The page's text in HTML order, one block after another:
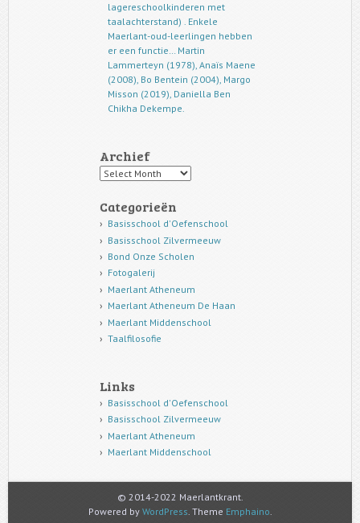
lagereschoolkinderen met
taalachterstand) . Enkele
Maerlant-oud-leerlingen hebben
er een functie… Martin
Lammerteyn (1978), Anaïs Maene
(2008), Bo Bentein (2004), Margo
Misson (2019), Daniella Ben
Chikha Dekempe.
Archief
Archief
Categorieën
Basisschool d'Oefenschool
Basisschool Zilvermeeuw
Bond Onze Scholen
Fotogalerij
Maerlant Atheneum
Maerlant Atheneum De Haan
Maerlant Middenschool
Taalfilosofie
Links
Basisschool d'Oefenschool
Basisschool Zilvermeeuw
Maerlant Atheneum
Maerlant Middenschool
© 2014-2022 Maerlantkrant.
Powered by WordPress. Theme Emphaino.